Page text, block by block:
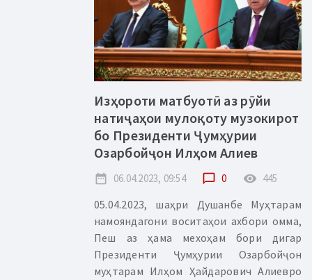
Изҳороти матбуотӣ аз рӯйи
натиҷаҳои мулоқоту музокирот
бо Президенти Ҷумҳурии
Озарбойҷон Илҳом Алиев
date_range 06.04.2023, 09:54 chat_bubble_outline 0 remove_red_eye 445
05.04.2023, шаҳри Душанбе Муҳтарам
намояндагони воситаҳои ахбори омма,
Пеш аз ҳама мехоҳам бори дигар
Президенти Ҷумҳурии Озарбойҷон
муҳтарам Илҳом Ҳайдарович Алиевро